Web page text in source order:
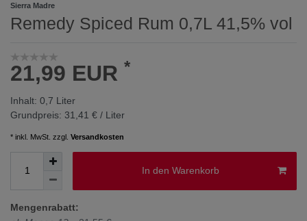
Sierra Madre
Remedy Spiced Rum 0,7L 41,5% vol
21,99 EUR *
Inhalt: 0,7 Liter
Grundpreis: 31,41 € / Liter
* inkl. MwSt. zzgl. Versandkosten
In den Warenkorb
Mengenrabatt: